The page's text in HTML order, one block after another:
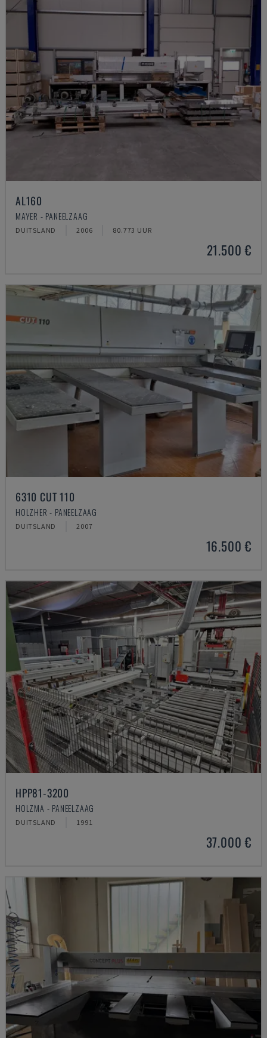
AL160
MAYER - PANEELZAAG
DUITSLAND 2006 80.773 UUR
21.500 €
6310 CUT 110
HOLZHER - PANEELZAAG
DUITSLAND 2007
16.500 €
HPP81-3200
HOLZMA - PANEELZAAG
DUITSLAND 1991
37.000 €